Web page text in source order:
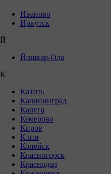
Иваново
Иркутск
Й
Йошкар-Ола
К
Казань
Калининград
Калуга
Кемерово
Киров
Клин
Копейск
Красногорск
Краснодар